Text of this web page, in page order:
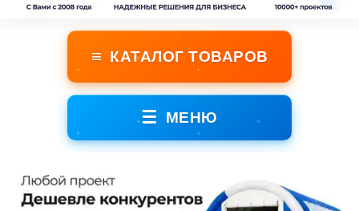
≡ КАТАЛОГ ТОВАРОВ
☰ МЕНЮ